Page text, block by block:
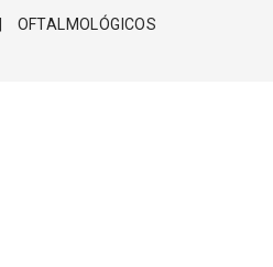
OFTALMOLÓGICOS